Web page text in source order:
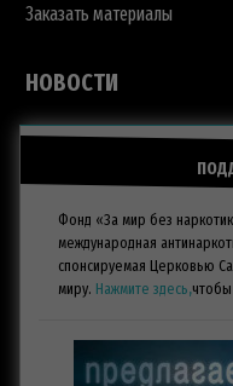
Заказать материалы
НОВОСТИ
Фонд «За мир без
международная
спонсируемая Церковью
миру. Нажмите здесь,